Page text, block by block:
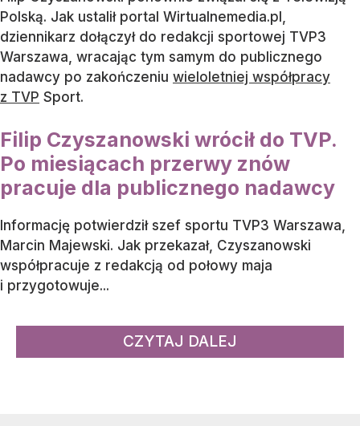
Polską. Jak ustalił portal Wirtualnemedia.pl,
dziennikarz dołączył do redakcji sportowej TVP3
Warszawa, wracając tym samym do publicznego
nadawcy po zakończeniu wieloletniej współpracy
z TVP Sport.
Filip Czyszanowski wrócił do TVP.
Po miesiącach przerwy znów
pracuje dla publicznego nadawcy
Informację potwierdził szef sportu TVP3 Warszawa,
Marcin Majewski. Jak przekazał, Czyszanowski
współpracuje z redakcją od połowy maja
i przygotowuje...
CZYTAJ DALEJ